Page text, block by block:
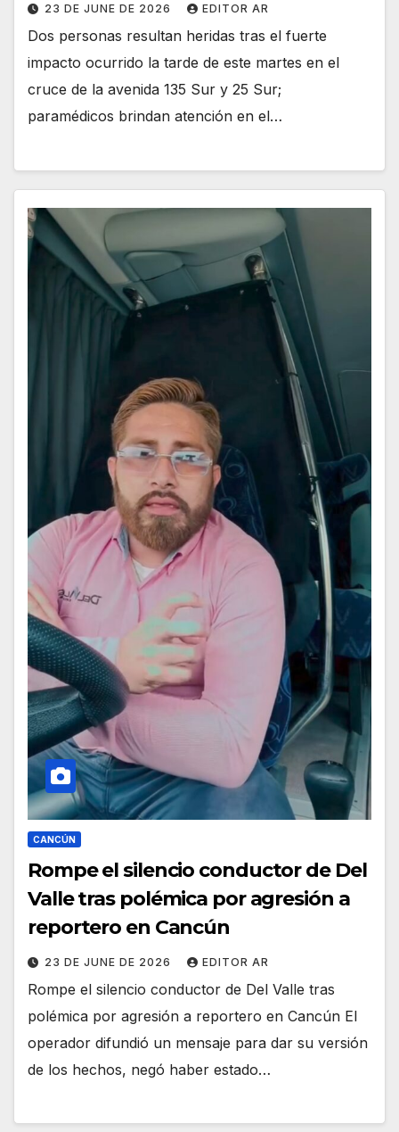
23 DE JUNE DE 2026 EDITOR AR
Dos personas resultan heridas tras el fuerte
impacto ocurrido la tarde de este martes en el
cruce de la avenida 135 Sur y 25 Sur;
paramédicos brindan atención en el…
CANCÚN
Rompe el silencio conductor de Del
Valle tras polémica por agresión a
reportero en Cancún
23 DE JUNE DE 2026 EDITOR AR
Rompe el silencio conductor de Del Valle tras
polémica por agresión a reportero en Cancún El
operador difundió un mensaje para dar su versión
de los hechos, negó haber estado…